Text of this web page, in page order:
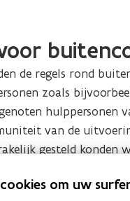
de regels rond
zoals
hulppersonen
van de
gesteld konden
om uw